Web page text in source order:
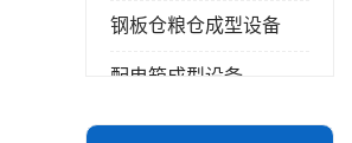
钢板仓粮仓成型设备
配电箱成型设备
其他